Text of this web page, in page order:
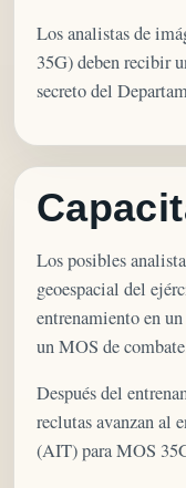
Los analistas de
35G) deben recibir
secreto del
Los posibles
geoespacial del
entrenamiento en
un MOS de
Después del
reclutas avanzan al
(AIT) para MOS